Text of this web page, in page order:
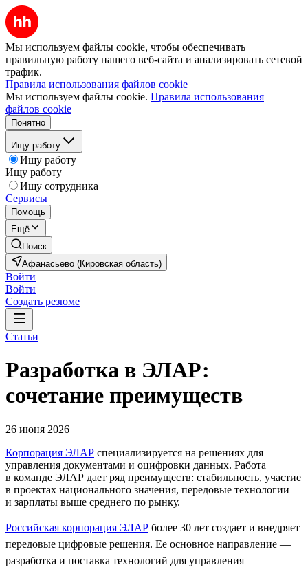
Мы используем файлы cookie, чтобы обеспечивать
правильную работу нашего веб-сайта и анализировать сетевой
трафик.
Правила использования файлов cookie
Мы используем файлы cookie. Правила использования
файлов cookie
Понятно
Ищу работу
Ищу работу
Ищу работу
Ищу сотрудника
Сервисы
Помощь
Ещё
Поиск
Афанасьево (Кировская область)
Войти
Войти
Создать резюме
Статьи
Разработка в ЭЛАР:
сочетание преимуществ
26 июня 2026
Корпорация ЭЛАР специализируется на решениях для
управления документами и оцифровки данных. Работа
в команде ЭЛАР дает ряд преимуществ: стабильность, участие
в проектах национального значения, передовые технологии
и зарплаты выше среднего по рынку.
Российская корпорация ЭЛАР более 30 лет создает и внедряет
передовые цифровые решения. Ее основное направление —
разработка и поставка технологий для управления